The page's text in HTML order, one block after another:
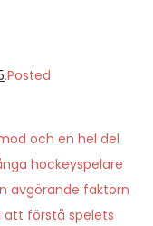
.Posted
och en hel del
hockeyspelare
avgörande faktorn
förstå spelets